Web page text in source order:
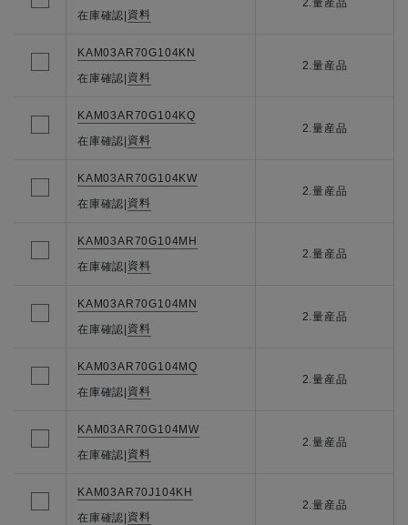
在庫確認| 資料
2.量産品
KAM03AR70G104KN
在庫確認| 資料
2.量産品
KAM03AR70G104KQ
在庫確認| 資料
2.量産品
KAM03AR70G104KW
在庫確認| 資料
2.量産品
KAM03AR70G104MH
在庫確認| 資料
2.量産品
KAM03AR70G104MN
在庫確認| 資料
2.量産品
KAM03AR70G104MQ
在庫確認| 資料
2.量産品
KAM03AR70G104MW
在庫確認| 資料
2.量産品
KAM03AR70J104KH
在庫確認| 資料
2.量産品